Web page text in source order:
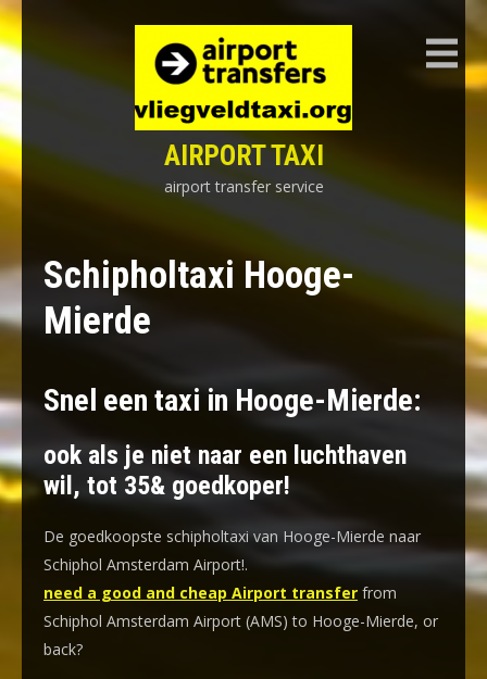
Skip
to
content
AIRPORT TAXI
airport transfer service
Schipholtaxi Hooge-
Mierde
Snel een taxi in Hooge-Mierde:
ook als je niet naar een luchthaven
wil, tot 35& goedkoper!
De goedkoopste schipholtaxi van Hooge-Mierde naar
Schiphol Amsterdam Airport!.
need a good and cheap Airport transfer from
Schiphol Amsterdam Airport (AMS) to Hooge-Mierde, or
back?